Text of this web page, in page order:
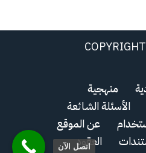
منهجية
الأسئلة الشائعة
عن الموقع
العقوداتصل الآن